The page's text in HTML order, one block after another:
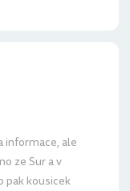
informace, ale
ze Sur a v
pak kousicek